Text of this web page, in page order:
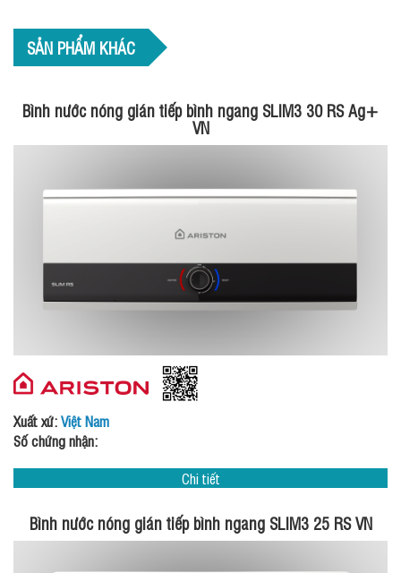
SẢN PHẨM KHÁC
Bình nước nóng gián tiếp bình ngang SLIM3 30 RS Ag+
VN
Xuất xứ:Việt Nam
Số chứng nhận:
Chi tiết
Bình nước nóng gián tiếp bình ngang SLIM3 25 RS VN